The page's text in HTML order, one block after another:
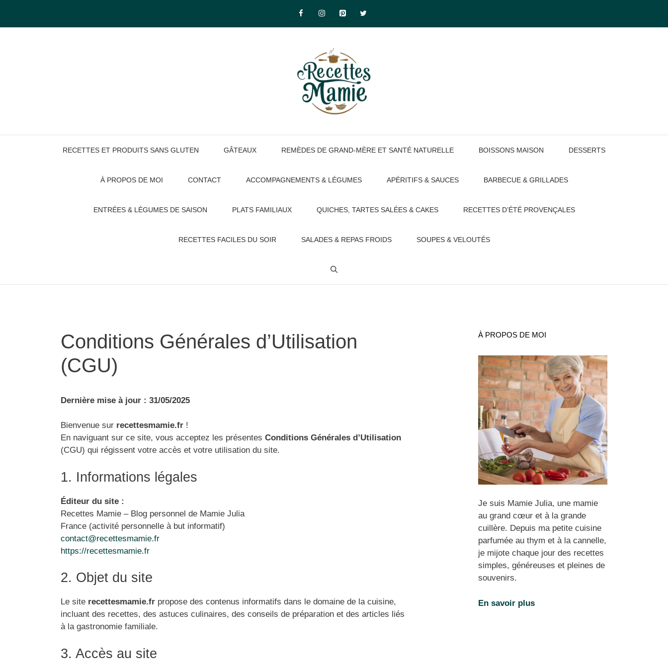
content
RECETTES ET PRODUITS SANS GLUTEN GÂTEAUX REMÈDES DE GRAND-MÈRE ET SANTÉ NATURELLE BOISSONS MAISON DESSERTS
À PROPOS DE MOI CONTACT ACCOMPAGNEMENTS & LÉGUMES APÉRITIFS & SAUCES BARBECUE & GRILLADES
ENTRÉES & LÉGUMES DE SAISON PLATS FAMILIAUX QUICHES, TARTES SALÉES & CAKES RECETTES D’ÉTÉ PROVENÇALES
RECETTES FACILES DU SOIR SALADES & REPAS FROIDS SOUPES & VELOUTÉS
Conditions Générales d’Utilisation
(CGU)
Dernière mise à jour : 31/05/2025
Bienvenue sur recettesmamie.fr !
En naviguant sur ce site, vous acceptez les présentes Conditions Générales d’Utilisation
(CGU) qui régissent votre accès et votre utilisation du site.
1. Informations légales
Éditeur du site :
Recettes Mamie – Blog personnel de Mamie Julia
France (activité personnelle à but informatif)
contact@recettesmamie.fr
https://recettesmamie.fr
2. Objet du site
Le site recettesmamie.fr propose des contenus informatifs dans le domaine de la cuisine,
incluant des recettes, des astuces culinaires, des conseils de préparation et des articles liés
à la gastronomie familiale.
3. Accès au site
À PROPOS DE MOI
Je suis Mamie Julia, une mamie
au grand cœur et à la grande
cuillère. Depuis ma petite cuisine
parfumée au thym et à la cannelle,
je mijote chaque jour des recettes
simples, généreuses et pleines de
souvenirs.
En savoir plus